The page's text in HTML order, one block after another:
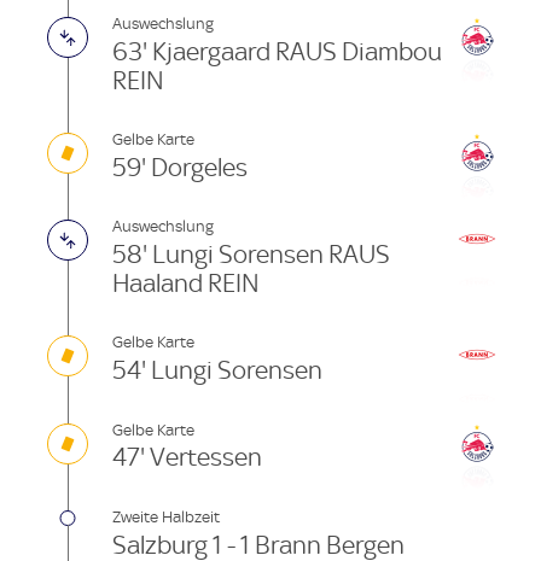
Auswechslung
63' Kjaergaard RAUS Diambou
REIN
Gelbe Karte
59' Dorgeles
Auswechslung
58' Lungi Sorensen RAUS
Haaland REIN
Gelbe Karte
54' Lungi Sorensen
Gelbe Karte
47' Vertessen
Zweite Halbzeit
Salzburg 1 - 1 Brann Bergen